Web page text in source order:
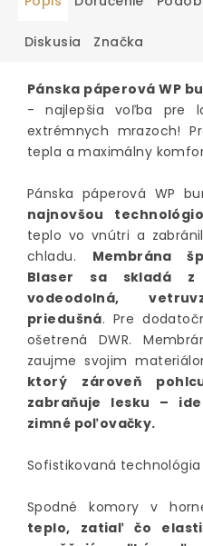
Diskusia Značka
Pánska páperová WP
- najlepšia voľba pre
extrémnych mrazoch!
tepla a maximálny
Pánska páperová WP
najnovšou
teplo vo vnútri a
chladu. Membrána
Blaser sa skladá
vodeodolná,
priedušná. Pre
ošetrená DWR.
zaujme svojim
ktorý zároveň
zabraňuje lesku –
zimné poľovačky.
Sofistikovaná
Spodné komory v
teplo, zatiaľ čo